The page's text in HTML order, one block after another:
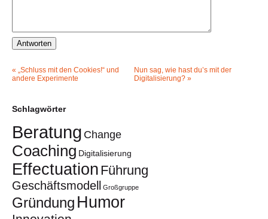
Nun sag, wie hast du’s mit der
Digitalisierung? »
« „Schluss mit den Cookies!“ und
andere Experimente
Schlagwörter
Beratung Change
Coaching Digitalisierung
Effectuation Führung
Geschäftsmodell Großgruppe
Gründung Humor